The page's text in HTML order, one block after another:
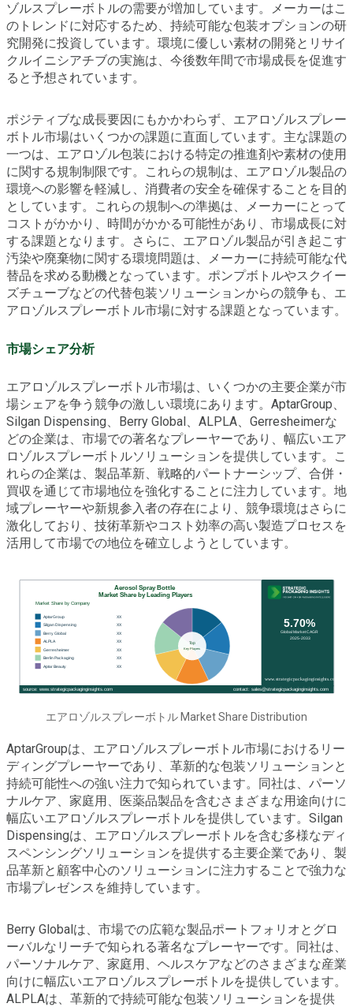
ゾルスプレーボトルの需要が増加しています。メーカーはこ
のトレンドに対応するため、持続可能な包装オプションの研
究開発に投資しています。環境に優しい素材の開発とリサイ
クルイニシアチブの実施は、今後数年間で市場成長を促進す
ると予想されています。
ポジティブな成長要因にもかかわらず、エアロゾルスプレー
ボトル市場はいくつかの課題に直面しています。主な課題の
一つは、エアロゾル包装における特定の推進剤や素材の使用
に関する規制制限です。これらの規制は、エアロゾル製品の
環境への影響を軽減し、消費者の安全を確保することを目的
としています。これらの規制への準拠は、メーカーにとって
コストがかかり、時間がかかる可能性があり、市場成長に対
する課題となります。さらに、エアロゾル製品が引き起こす
汚染や廃棄物に関する環境問題は、メーカーに持続可能な代
替品を求める動機となっています。ポンプボトルやスクイー
ズチューブなどの代替包装ソリューションからの競争も、エ
アロゾルスプレーボトル市場に対する課題となっています。
市場シェア分析
エアロゾルスプレーボトル市場は、いくつかの主要企業が市
場シェアを争う競争の激しい環境にあります。AptarGroup、
Silgan Dispensing、Berry Global、ALPLA、Gerresheimerな
どの企業は、市場での著名なプレーヤーであり、幅広いエア
ロゾルスプレーボトルソリューションを提供しています。こ
れらの企業は、製品革新、戦略的パートナーシップ、合併・
買収を通じて市場地位を強化することに注力しています。地
域プレーヤーや新規参入者の存在により、競争環境はさらに
激化しており、技術革新やコスト効率の高い製造プロセスを
活用して市場での地位を確立しようとしています。
エアロゾルスプレーボトル Market Share Distribution
AptarGroupは、エアロゾルスプレーボトル市場におけるリー
ディングプレーヤーであり、革新的な包装ソリューションと
持続可能性への強い注力で知られています。同社は、パーソ
ナルケア、家庭用、医薬品製品を含むさまざまな用途向けに
幅広いエアロゾルスプレーボトルを提供しています。Silgan
Dispensingは、エアロゾルスプレーボトルを含む多様なディ
スペンシングソリューションを提供する主要企業であり、製
品革新と顧客中心のソリューションに注力することで強力な
市場プレゼンスを維持しています。
Berry Globalは、市場での広範な製品ポートフォリオとグロ
ーバルなリーチで知られる著名なプレーヤーです。同社は、
パーソナルケア、家庭用、ヘルスケアなどのさまざまな産業
向けに幅広いエアロゾルスプレーボトルを提供しています。
ALPLAは、革新的で持続可能な包装ソリューションを提供